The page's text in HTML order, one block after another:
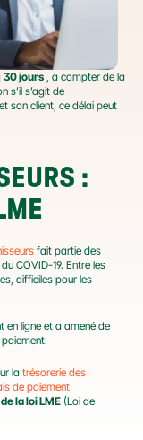
30 jours , à compter de la
s’il s’agit de
son client, ce délai peut
:
fait partie des
COVID-19. Entre les
difficiles pour les
en ligne et a amené de
la trésorerie des
de paiement
la loi LME (Loi de